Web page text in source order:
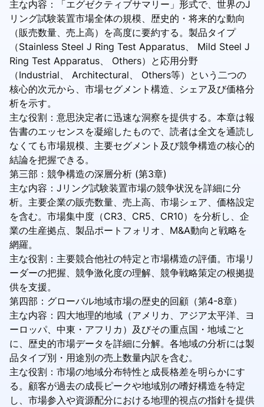
主な内容：「エグゼクティブサマリー」形式で、世界のJ
リング試験装置市場全体の規模、歴史的・将来的な動向
（販売数量、売上高）を高度に要約する。製品タイプ
（Stainless Steel J Ring Test Apparatus、 Mild Steel J
Ring Test Apparatus、 Others）と応用分野
（Industrial、 Architectural、 Others等）という二つの
核心的次元から、市場セグメント構造、シェア及び価格分
析を示す。
主な役割：意思決定者に迅速な洞察を提供する。本章は報
告書のエッセンスを凝縮したもので、読者は全文を通読し
なくても市場規模、主要セグメント及び競争構造の核心的
結論を把握できる。
第三部：競争構造の深層分析 (第3章)
主な内容：Jリング試験装置市場の競争状況を詳細に分
析。主要企業の販売数量、売上高、市場シェア、価格設定
を含む。市場集中度（CR3、CR5、CR10）を分析し、企
業の生産拠点、製品ポートフォリオ、M&A動向と戦略を
網羅。
主な役割：主要競合他社の特定と市場構造の評価。市場リ
ーダーの把握、競争激化度の理解、競争戦略策定の根拠提
供を支援。
第四部：グローバル地域市場の歴史的回顧（第4-8章）
主な内容：四大地理的地域（アメリカ、アジア太平洋、ヨ
ーロッパ、中東・アフリカ）及びその重点国・地域ごと
に、歴史的市場データを詳細に分解。各地域の分析には製
品タイプ別・用途別の売上数量内訳を含む。
主な役割：市場の地域分布特性と成長格差を明らかにす
る。顧客が過去の成長ピークや地域別の嗜好構造を特定
し、市場参入や資源配分における地理的視点の指針を提供